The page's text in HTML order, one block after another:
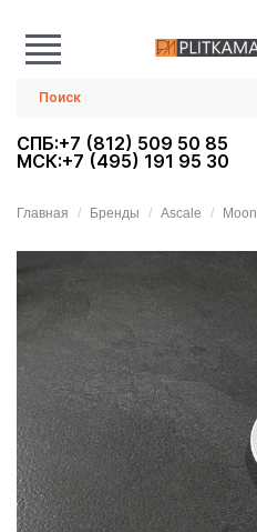
СПБ:+7 (812) 509 50 85
МСК:+7 (495) 191 95 30
Главная Бренды Ascale Moon